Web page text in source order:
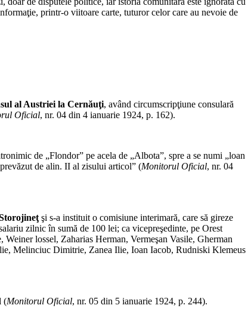
printr-o viitoare carte, tuturor celor care au nevoie de
al Austriei la Cernăuţi, având circumscripţiune consulară
Oficial, nr. 04 din 4 ianuarie 1924, p. 162).
de „Flondor” pe acela de „Albota”, spre a se numi „loan
de alin. II al zisului articol” (Monitorul Oficial, nr. 04
şi s-a instituit o comisiune interimară, care să gireze
zilnic în sumă de 100 lei; ca vicepreşedinte, pe Orest
lossel, Zaharias Herman, Vermeşan Vasile, Gherman
Melinciuc Dimitrie, Zanea Ilie, Ioan Iacob, Rudniski Klemeus
(Monitorul Oficial, nr. 05 din 5 ianuarie 1924, p. 244).